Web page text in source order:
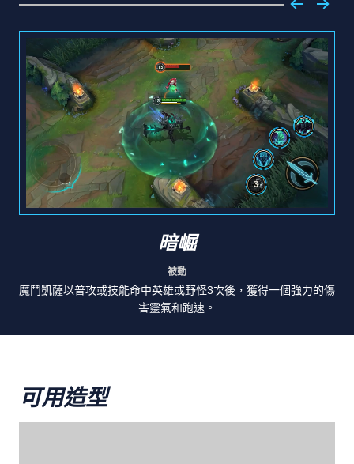
暗崛
被動
魔鬥凱薩以普攻或技能命中英雄或野怪3次後，獲得一個強力的傷
害靈氣和跑速。
可用造型